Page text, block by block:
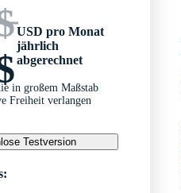
USD pro Monat
jährlich
abgerechnet
in großem Maßstab
Freiheit verlangen
Testversion